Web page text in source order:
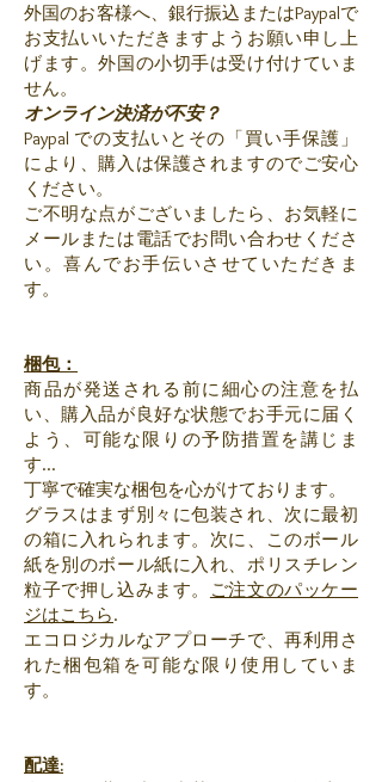
外国のお客様へ、銀行振込またはPaypalで
お支払いいただきますようお願い申し上
げます。外国の小切手は受け付けていま
せん。
オンライン決済が不安？
Paypal での支払いとその「買い手保護」
により、購入は保護されますのでご安心
ください。
ご不明な点がございましたら、お気軽に
メールまたは電話でお問い合わせくださ
い。喜んでお手伝いさせていただきま
す。
梱包：
商品が発送される前に細心の注意を払
い、購入品が良好な状態でお手元に届く
よう、可能な限りの予防措置を講じま
す...
丁寧で確実な梱包を心がけております。
グラスはまず別々に包装され、次に最初
の箱に入れられます。次に、このボール
紙を別のボール紙に入れ、ポリスチレン
粒子で押し込みます。
ご注文のパッケー
ジはこちら.
エコロジカルなアプローチで、再利用さ
れた梱包箱を可能な限り使用していま
す。
配達: